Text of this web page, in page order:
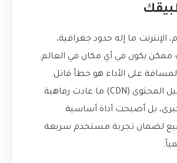
الإنترنت ما إله حدود جغرافية،
يكون في أي مكان في العالم.
على الأداء هو خطأ قاتل.
شبكات توصيل المحتوى (CDN) ما عادت رفاهية
بل أصبحت أداة أساسية
لضمان تجربة مستخدم سريعة